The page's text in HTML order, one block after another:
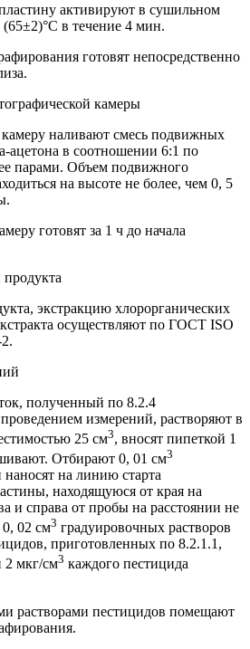
активируют в сушильном
в течение 4 мин.
готовят непосредственно
камеры
наливают смесь подвижных
ацетона в соотношении 6:1 по
парами. Объем подвижного
на высоте не более, чем 0, 5
готовят за 1 ч до начала
экстракцию хлорорганических
осуществляют по ГОСТ ISO
полученный по 8.2.4
измерений, растворяют в
25 см3, вносят пипеткой 1
Отбирают 0, 01 см3
на линию старта
находящуюся от края на
и справа от пробы на расстоянии не
02 см3 градуировочных растворов
приготовленных по 8.2.1.1,
2 мкг/см3 каждого пестицида
растворами пестицидов помещают